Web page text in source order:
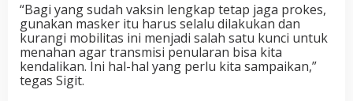
“Bagi yang sudah vaksin lengkap tetap jaga prokes,
gunakan masker itu harus selalu dilakukan dan
kurangi mobilitas ini menjadi salah satu kunci untuk
menahan agar transmisi penularan bisa kita
kendalikan. Ini hal-hal yang perlu kita sampaikan,”
tegas Sigit.